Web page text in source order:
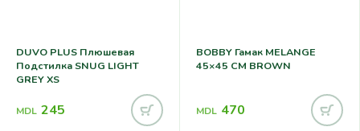
DUVO PLUS Плюшевая
Подстилка SNUG LIGHT
GREY XS
MDL 245
BOBBY Гамак MELANGE
45×45 CM BROWN
MDL 470